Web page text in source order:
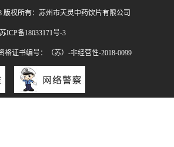
版权所有：苏州市天灵中药饮片有限公司
ICP备18033171号-3
格证书编号：（苏）-非经营性-2018-0099